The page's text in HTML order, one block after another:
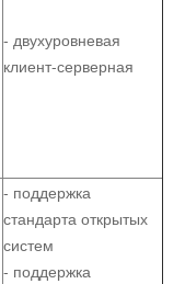
- двухуровневая
клиент-серверная
- поддержка
стандарта открытых
систем
- поддержка